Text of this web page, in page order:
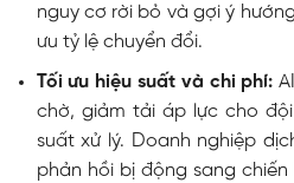
nguy cơ rời bỏ và gợi ý
ưu tỷ lệ chuyển đổi.
Tối ưu hiệu suất và chi phí:
chờ, giảm tải áp lực cho
suất xử lý. Doanh nghiệp
phản hồi bị động sang